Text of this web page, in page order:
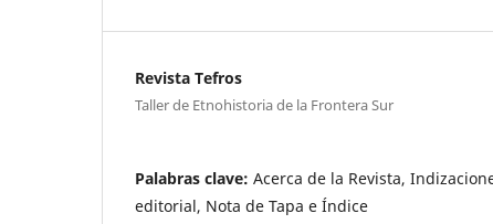
Revista Tefros
Taller de Etnohistoria de la Frontera Sur
Palabras clave: Acerca de la Revista,
editorial, Nota de Tapa e Índice